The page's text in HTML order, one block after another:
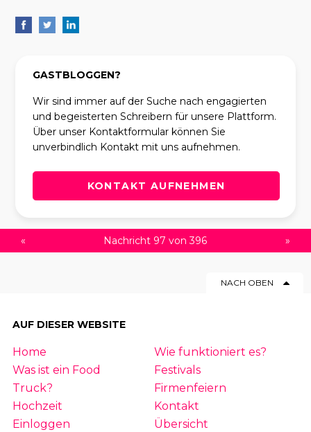
GASTBLOGGEN?
Wir sind immer auf der Suche nach engagierten
und begeisterten Schreibern für unsere Plattform.
Über unser Kontaktformular können Sie
unverbindlich Kontakt mit uns aufnehmen.
KONTAKT AUFNEHMEN
« Nachricht 97 von 396 »
NACH OBEN
AUF DIESER WEBSITE
Home
Wie funktioniert es?
Was ist ein Food
Truck?
Festivals
Firmenfeiern
Hochzeit
Kontakt
Einloggen
Übersicht